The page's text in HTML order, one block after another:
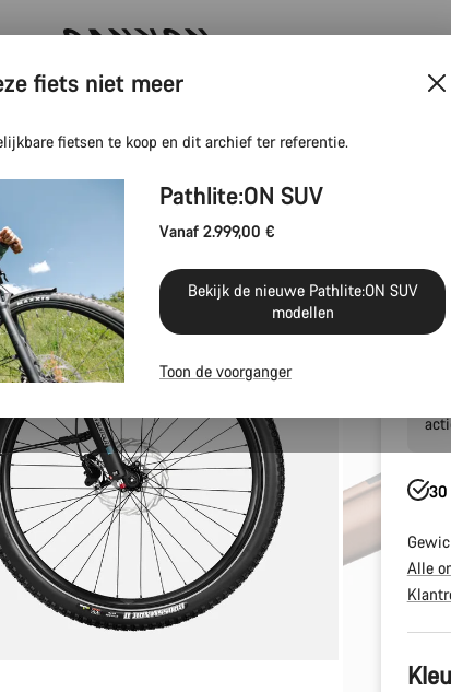
Canyon Events
het
30
Alle
fiets niet meer
fietsen te koop en dit archief ter referentie.
Pathlite:ON SUV
Vanaf 2.999,00 €
Bekijk de nieuwe Pathlite:ON SUV
modellen
Toon de voorganger